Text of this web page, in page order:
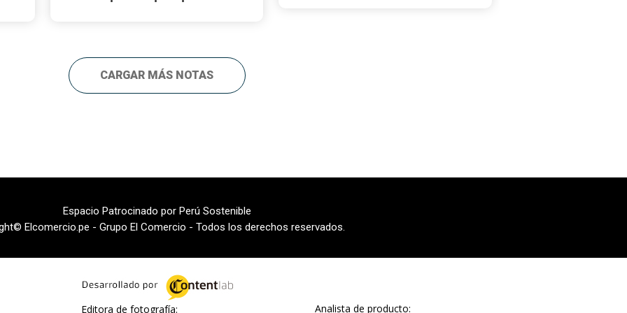
CARGAR MÁS NOTAS
Espacio Patrocinado por Perú Sostenible
Elcomercio.pe - Grupo El Comercio - Todos los derechos reservados.
Editora de fotografía: Analista de producto: